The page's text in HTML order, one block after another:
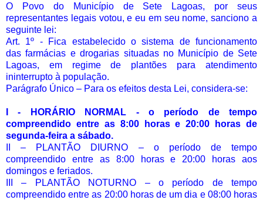
O Povo do Município de Sete Lagoas, por seus
representantes legais votou, e eu em seu nome, sanciono a
seguinte lei:
Art. 1º - Fica estabelecido o sistema de funcionamento
das farmácias e drogarias situadas no Município de Sete
Lagoas, em regime de plantões para atendimento
ininterrupto à população.
Parágrafo Único – Para os efeitos desta Lei, considera-se:
I - HORÁRIO NORMAL - o período de tempo
compreendido entre as 8:00 horas e 20:00 horas de
segunda-feira a sábado.
II – PLANTÃO DIURNO – o período de tempo
compreendido entre as 8:00 horas e 20:00 horas aos
domingos e feriados.
III – PLANTÃO NOTURNO – o período de tempo
compreendido entre as 20:00 horas de um dia e 08:00 horas